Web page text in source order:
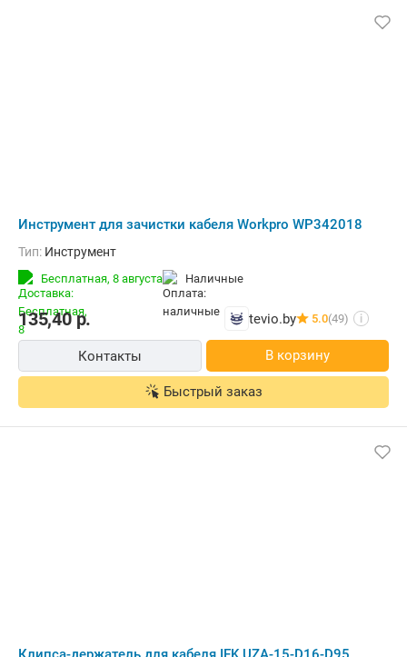
Инструмент для зачистки кабеля Workpro WP342018
Тип: Инструмент
Бесплатная, 8 августа наличные
135,40р. tevio.by 5.0(49) i
Контакты В корзину
Быстрый заказ